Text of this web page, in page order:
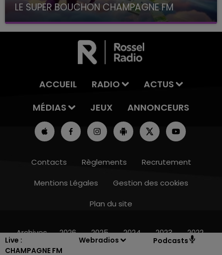
Live :
CHAMPAGNE FM
Webradios Podcasts
16h00 - 20h00
LE SUPER BOUCHON CHAMPAGNE FM
avec La Famille Champagne FM, à 8H10
ACCUEIL RADIO
ACTUS
MÉDIAS
JEUX ANNONCEURS
Contacts Règlements
Recrutement
Mentions Légales
Gestion des cookies
Plan du site
Archives 2026 2025 2024 2023 2022